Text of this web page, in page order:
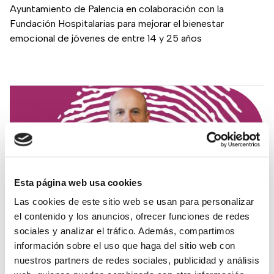
Esta página web usa cookies
Las cookies de este sitio web se usan para personalizar
el contenido y los anuncios, ofrecer funciones de redes
sociales y analizar el tráfico. Además, compartimos
información sobre el uso que haga del sitio web con
nuestros partners de redes sociales, publicidad y análisis
Ayuntamiento de Palencia en colaboración con la
Fundación Hospitalarias para mejorar el bienestar
emocional de jóvenes de entre 14 y 25 años